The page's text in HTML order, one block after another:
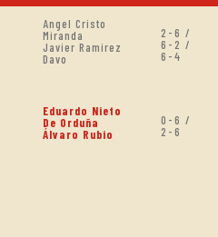
Angel Cristo
Miranda
Javier Ramirez
Davo
2-6 /
6-2 /
6-4
Eduardo Nieto
De Orduña
Álvaro Rubio
0-6 /
2-6